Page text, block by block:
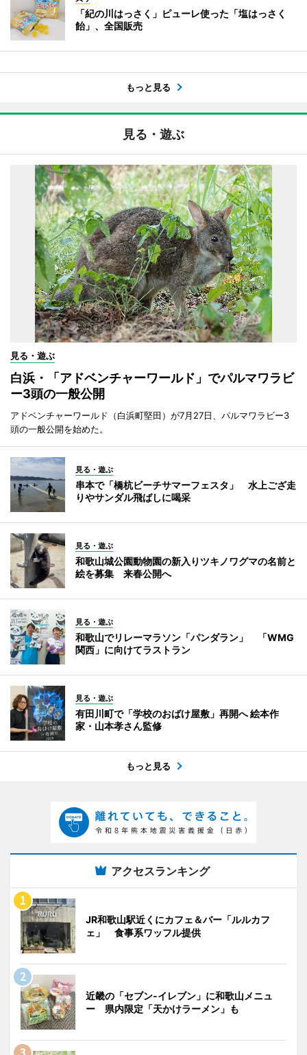
「紀の川はっさく」ピューレ使った「塩はっさく
飴」、全国販売
もっと見る
見る・遊ぶ
見る・遊ぶ
白浜・「アドベンチャーワールド」でパルマワラビ
ー3頭の一般公開
アドベンチャーワールド（白浜町堅田）が7月27日、パルマワラビー3
頭の一般公開を始めた。
見る・遊ぶ
串本で「橋杭ビーチサマーフェスタ」 水上ござ走
りやサンダル飛ばしに喝采
見る・遊ぶ
和歌山城公園動物園の新入りツキノワグマの名前と
絵を募集 来春公開へ
見る・遊ぶ
和歌山でリレーマラソン「パンダラン」 「WMG
関西」に向けてラストラン
見る・遊ぶ
有田川町で「学校のおばけ屋敷」再開へ 絵本作
家・山本孝さん監修
もっと見る
アクセスランキング
JR和歌山駅近くにカフェ＆バー「ルルカフ
ェ」 食事系ワッフル提供
近畿の「セブン-イレブン」に和歌山メニュ
ー 県内限定「天かけラーメン」も